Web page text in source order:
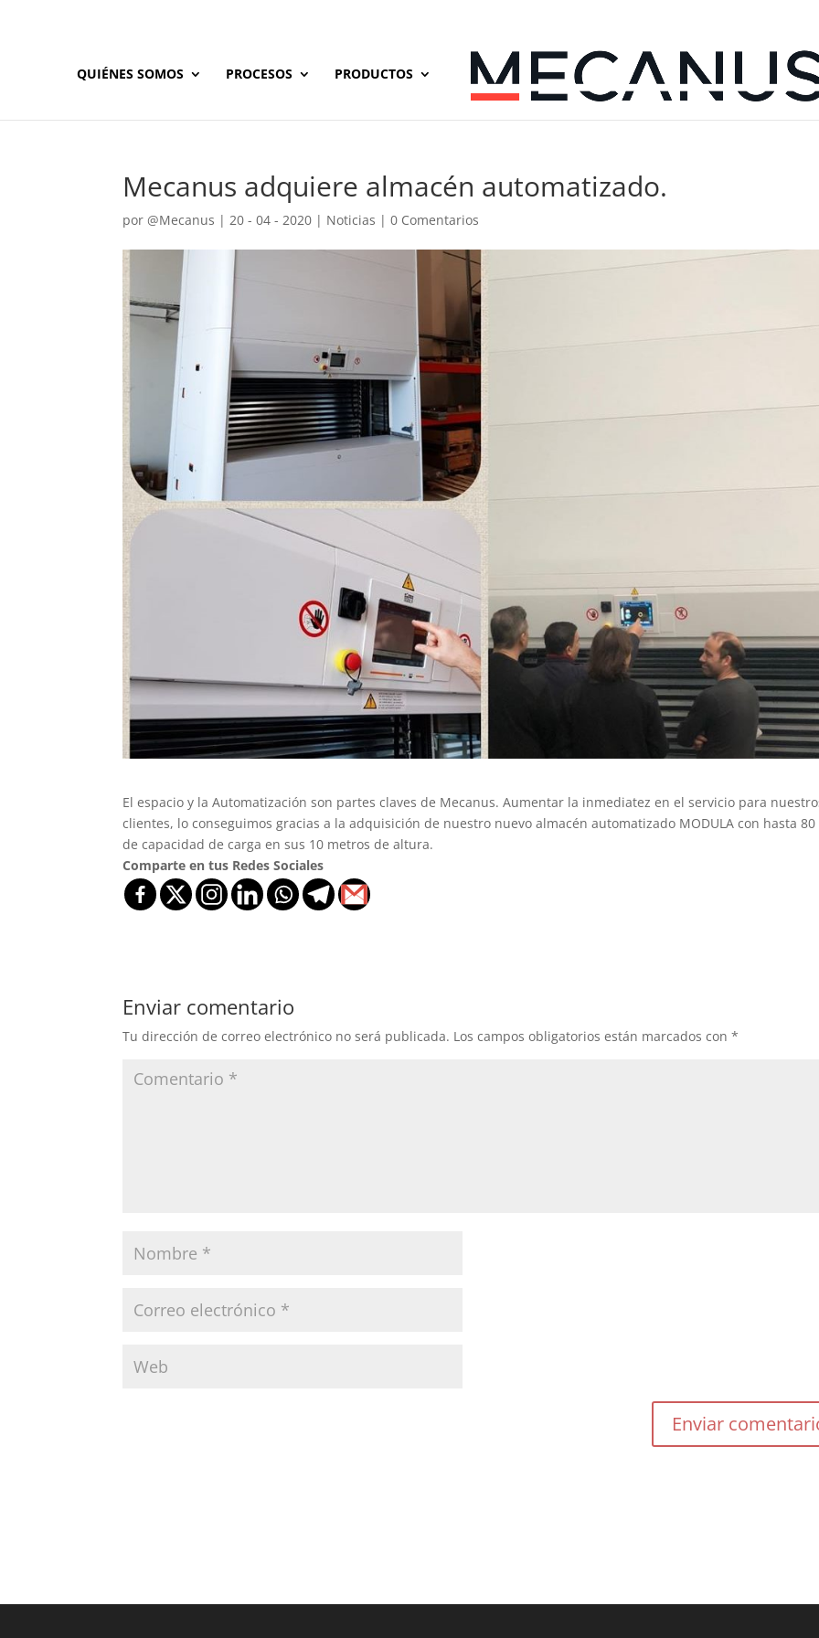
QUIÉNES SOMOS PROCESOS PRODUCTOS
Mecanus adquiere almacén automatizado.
por@Mecanus |20 - 04 - 2020 | Noticias |0 Comentarios
El espacio y la Automatización son partes claves de Mecanus. Aumentar la inmediatez en el servicio para
clientes, lo conseguimos gracias a la adquisición de nuestro nuevo almacén automatizado MODULA con hasta
de capacidad de carga en sus 10 metros de altura.
Comparte en tus Redes Sociales
Enviar comentario
Tu dirección de correo electrónico no será publicada. Los campos obligatorios están marcados con*